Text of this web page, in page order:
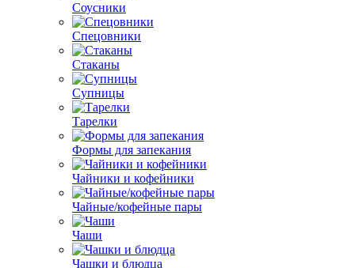
Соусники
Спецовники
Стаканы
Супницы
Тарелки
Формы для запекания
Чайники и кофейники
Чайные/кофейные пары
Чаши
Чашки и блюдца